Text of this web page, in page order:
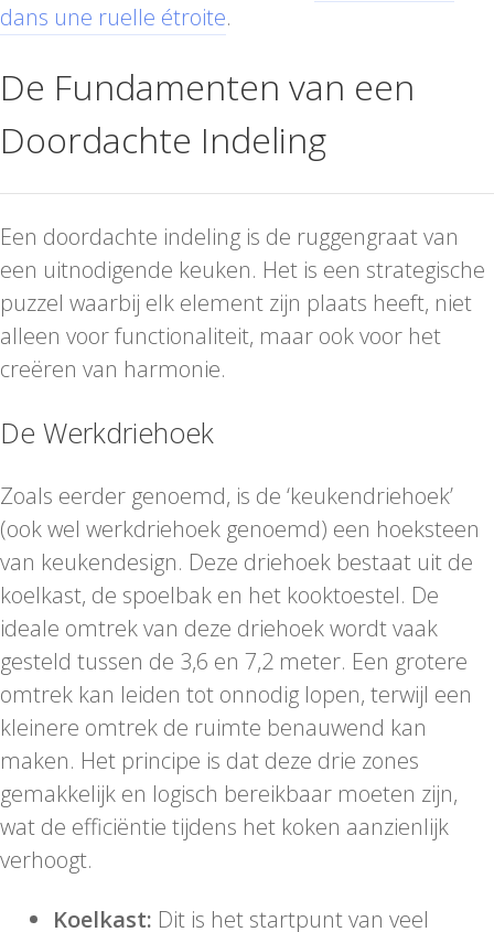
dans une ruelle étroite.
De Fundamenten van een
Doordachte Indeling
Een doordachte indeling is de ruggengraat van
een uitnodigende keuken. Het is een strategische
puzzel waarbij elk element zijn plaats heeft, niet
alleen voor functionaliteit, maar ook voor het
creëren van harmonie.
De Werkdriehoek
Zoals eerder genoemd, is de ‘keukendriehoek’
(ook wel werkdriehoek genoemd) een hoeksteen
van keukendesign. Deze driehoek bestaat uit de
koelkast, de spoelbak en het kooktoestel. De
ideale omtrek van deze driehoek wordt vaak
gesteld tussen de 3,6 en 7,2 meter. Een grotere
omtrek kan leiden tot onnodig lopen, terwijl een
kleinere omtrek de ruimte benauwend kan
maken. Het principe is dat deze drie zones
gemakkelijk en logisch bereikbaar moeten zijn,
wat de efficiëntie tijdens het koken aanzienlijk
verhoogt.
Koelkast: Dit is het startpunt van veel